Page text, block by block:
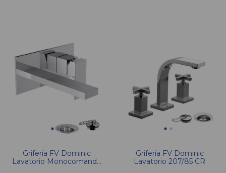
Grifería FV Dominic
Lavatorio Monocomando
Grifería FV Dominic
Lavatorio 207/85 CR